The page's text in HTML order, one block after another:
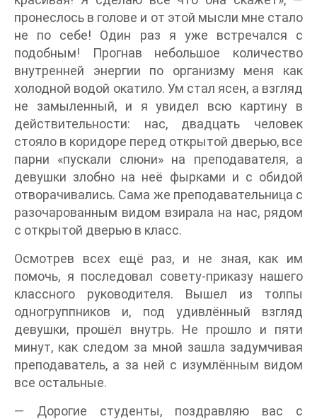
пронеслось в голове и от этой мысли мне стало
не по себе! Один раз я уже встречался с
подобным! Прогнав небольшое количество
внутренней энергии по организму меня как
холодной водой окатило. Ум стал ясен, а взгляд
не замыленный, и я увидел всю картину в
действительности: нас, двадцать человек
стояло в коридоре перед открытой дверью, все
парни «пускали слюни» на преподавателя, а
девушки злобно на неё фырками и с обидой
отворачивались. Сама же преподавательница с
разочарованным видом взирала на нас, рядом
с открытой дверью в класс.
Осмотрев всех ещё раз, и не зная, как им
помочь, я последовал совету-приказу нашего
классного руководителя. Вышел из толпы
одногруппников и, под удивлённый взгляд
девушки, прошёл внутрь. Не прошло и пяти
минут, как следом за мной зашла задумчивая
преподаватель, а за ней с изумлённым видом
все остальные.
— Дорогие студенты, поздравляю вас с